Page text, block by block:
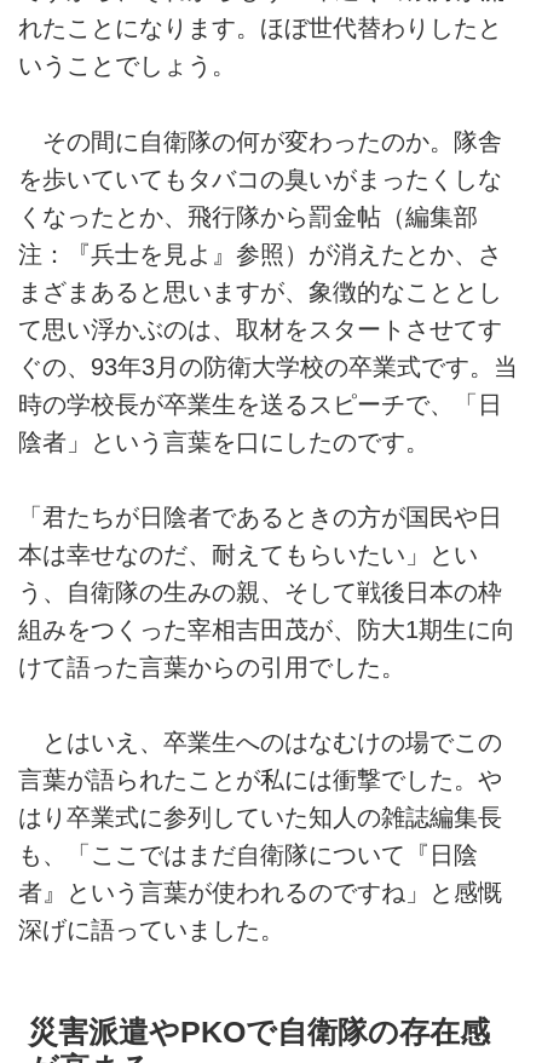
れたことになります。ほぼ世代替わりしたと
いうことでしょう。
その間に自衛隊の何が変わったのか。隊舎
を歩いていてもタバコの臭いがまったくしな
くなったとか、飛行隊から罰金帖（編集部
注：『兵士を見よ』参照）が消えたとか、さ
まざまあると思いますが、象徴的なこととし
て思い浮かぶのは、取材をスタートさせてす
ぐの、93年3月の防衛大学校の卒業式です。当
時の学校長が卒業生を送るスピーチで、「日
陰者」という言葉を口にしたのです。
「君たちが日陰者であるときの方が国民や日
本は幸せなのだ、耐えてもらいたい」とい
う、自衛隊の生みの親、そして戦後日本の枠
組みをつくった宰相吉田茂が、防大1期生に向
けて語った言葉からの引用でした。
とはいえ、卒業生へのはなむけの場でこの
言葉が語られたことが私には衝撃でした。や
はり卒業式に参列していた知人の雑誌編集長
も、「ここではまだ自衛隊について『日陰
者』という言葉が使われるのですね」と感慨
深げに語っていました。
災害派遣やPKOで自衛隊の存在感